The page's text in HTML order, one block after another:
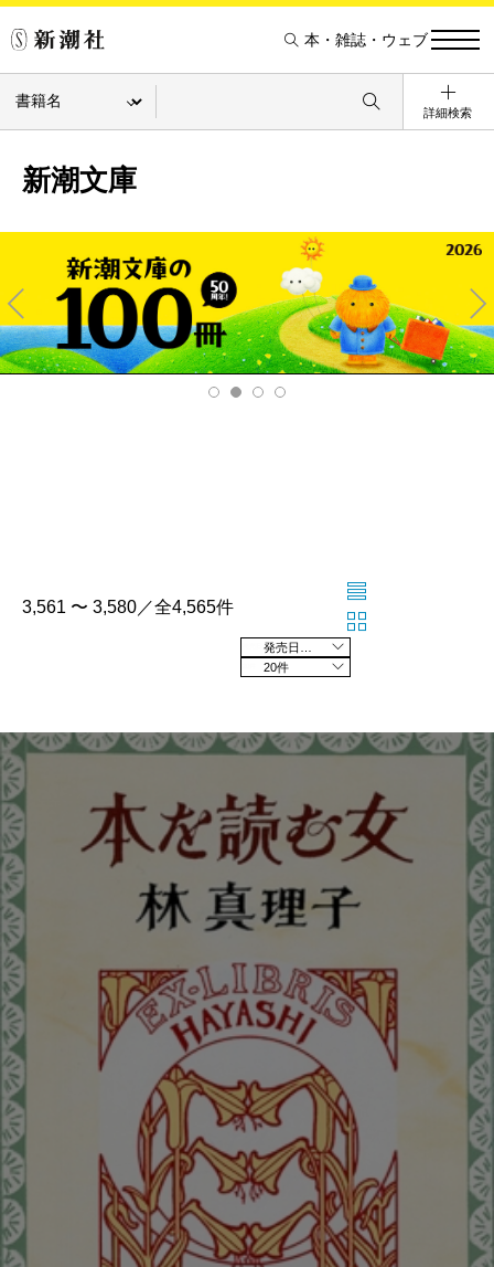
本・雑誌・ウェブ
詳細検索
新潮文庫
Pre
v
Ne
xt
3,561 〜 3,580／全4,565件
20件